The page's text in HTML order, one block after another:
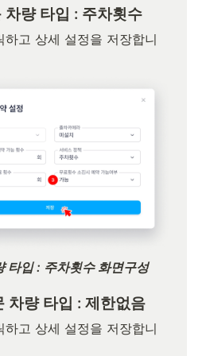
차량 타입 : 주차횟수
하고 상세 설정을 저장합니
타입 : 주차횟수 화면구성
차량 타입 : 제한없음
고 상세 설정을 저장합니